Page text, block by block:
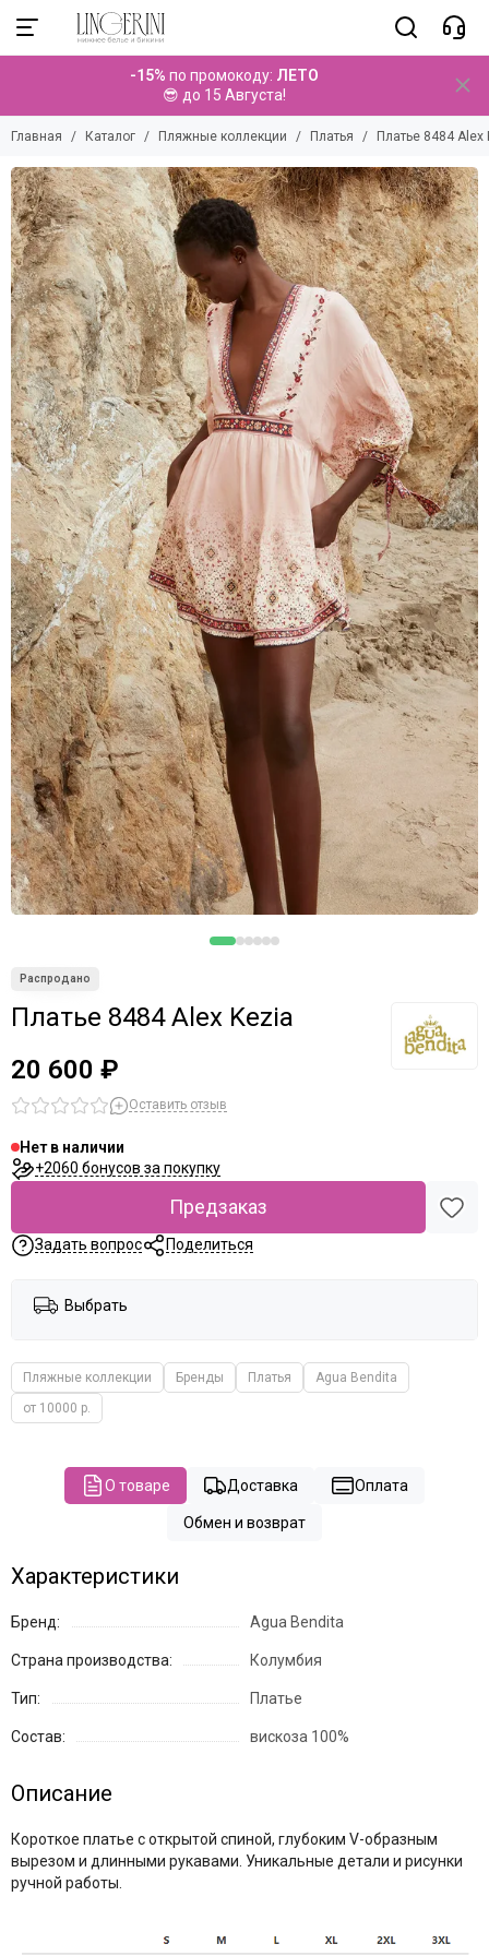
Пляжные коллекции
Смотреть все товары
Купальники
Парео
Брюки
Топы
Платья
Туники
Комбинезоны
Комплекты
Шорты
Юбки
Аксессуары
Детские коллекции
Мужские коллекции
-15% по промокоду: ЛЕТО
😎 до 15 Августа!
Главная Каталог Пляжные коллекции Платья Платье 8484 Alex
Платье 8484 Alex Kezia
20 600 ₽
Оставить отзыв
Нет в наличии
+2060 бонусов за покупку
Предзаказ
Задать вопрос Поделиться
Выбрать
Пляжные коллекции Бренды Платья
Agua Bendita
от 10000 р.
О товаре Доставка Оплата
Обмен и возврат
Характеристики
Бренд: Agua Bendita
Страна производства: Колумбия
Тип: Платье
Состав: вискоза 100%
Описание
Короткое платье с открытой спиной, глубоким V-образным
вырезом и длинными рукавами. Уникальные детали и рисунки
ручной работы.